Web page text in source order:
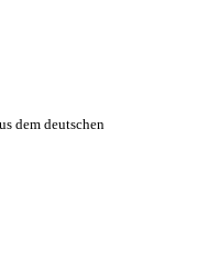
dem deutschen